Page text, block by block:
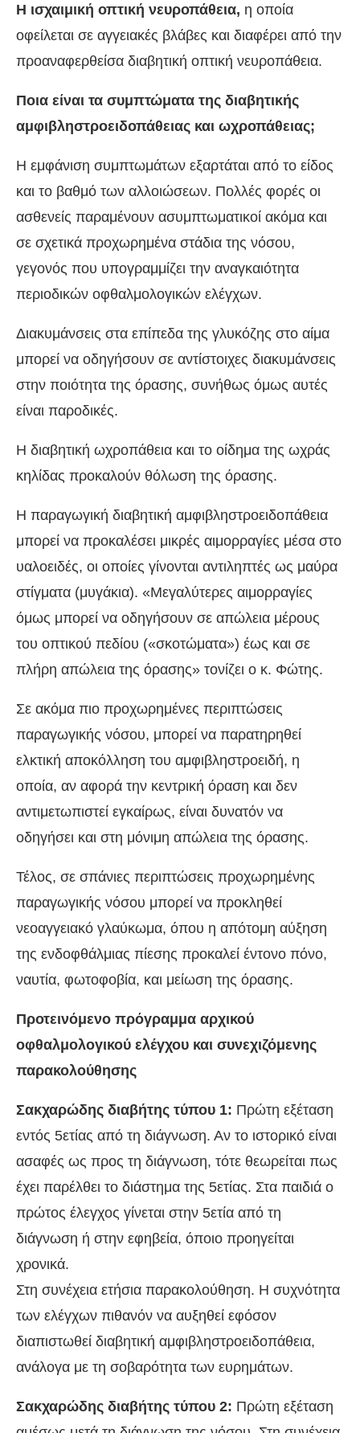
Η ισχαιμική οπτική νευροπάθεια, η οποία
οφείλεται σε αγγειακές βλάβες και διαφέρει από την
προαναφερθείσα διαβητική οπτική νευροπάθεια.
Ποια είναι τα συμπτώματα της διαβητικής
αμφιβληστροειδοπάθειας και ωχροπάθειας;
Η εμφάνιση συμπτωμάτων εξαρτάται από το είδος
και το βαθμό των αλλοιώσεων. Πολλές φορές οι
ασθενείς παραμένουν ασυμπτωματικοί ακόμα και
σε σχετικά προχωρημένα στάδια της νόσου,
γεγονός που υπογραμμίζει την αναγκαιότητα
περιοδικών οφθαλμολογικών ελέγχων.
Διακυμάνσεις στα επίπεδα της γλυκόζης στο αίμα
μπορεί να οδηγήσουν σε αντίστοιχες διακυμάνσεις
στην ποιότητα της όρασης, συνήθως όμως αυτές
είναι παροδικές.
Η διαβητική ωχροπάθεια και το οίδημα της ωχράς
κηλίδας προκαλούν θόλωση της όρασης.
Η παραγωγική διαβητική αμφιβληστροειδοπάθεια
μπορεί να προκαλέσει μικρές αιμορραγίες μέσα στο
υαλοειδές, οι οποίες γίνονται αντιληπτές ως μαύρα
στίγματα (μυγάκια). «Μεγαλύτερες αιμορραγίες
όμως μπορεί να οδηγήσουν σε απώλεια μέρους
του οπτικού πεδίου («σκοτώματα») έως και σε
πλήρη απώλεια της όρασης» τονίζει ο κ. Φώτης.
Σε ακόμα πιο προχωρημένες περιπτώσεις
παραγωγικής νόσου, μπορεί να παρατηρηθεί
ελκτική αποκόλληση του αμφιβληστροειδή, η
οποία, αν αφορά την κεντρική όραση και δεν
αντιμετωπιστεί εγκαίρως, είναι δυνατόν να
οδηγήσει και στη μόνιμη απώλεια της όρασης.
Τέλος, σε σπάνιες περιπτώσεις προχωρημένης
παραγωγικής νόσου μπορεί να προκληθεί
νεοαγγειακό γλαύκωμα, όπου η απότομη αύξηση
της ενδοφθάλμιας πίεσης προκαλεί έντονο πόνο,
ναυτία, φωτοφοβία, και μείωση της όρασης.
Προτεινόμενο πρόγραμμα αρχικού
οφθαλμολογικού ελέγχου και συνεχιζόμενης
παρακολούθησης
Σακχαρώδης διαβήτης τύπου 1: Πρώτη εξέταση
εντός 5ετίας από τη διάγνωση. Αν το ιστορικό είναι
ασαφές ως προς τη διάγνωση, τότε θεωρείται πως
έχει παρέλθει το διάστημα της 5ετίας. Στα παιδιά ο
πρώτος έλεγχος γίνεται στην 5ετία από τη
διάγνωση ή στην εφηβεία, όποιο προηγείται
χρονικά.
Στη συνέχεια ετήσια παρακολούθηση. Η συχνότητα
των ελέγχων πιθανόν να αυξηθεί εφόσον
διαπιστωθεί διαβητική αμφιβληστροειδοπάθεια,
ανάλογα με τη σοβαρότητα των ευρημάτων.
Σακχαρώδης διαβήτης τύπου 2: Πρώτη εξέταση